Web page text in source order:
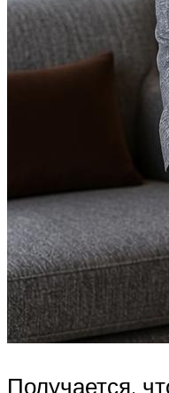
Получается,